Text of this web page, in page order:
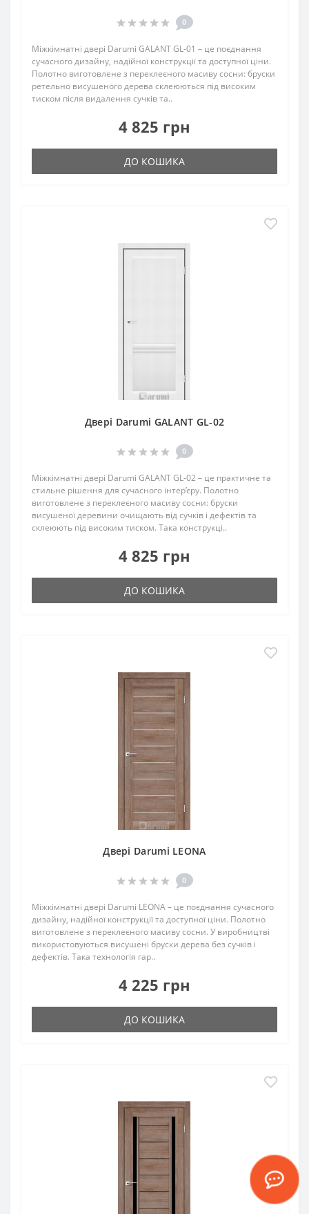
0
Міжкімнатні двері Darumi GALANT GL‑01 – це поєднання
сучасного дизайну, надійної конструкції та доступної ціни.
Полотно виготовлене з переклеєного масиву сосни: бруски
ретельно висушеного дерева склеюються під високим
тиском після видалення сучків та..
4 825 грн
ДО КОШИКА
Двері Darumi GALANT GL-02
0
Міжкімнатні двері Darumi GALANT GL-02 – це практичне та
стильне рішення для сучасного інтер’єру. Полотно
виготовлене з переклеєного масиву сосни: бруски
висушеної деревини очищають від сучків і дефектів та
склеюють під високим тиском. Така конструкці..
4 825 грн
ДО КОШИКА
Двері Darumi LEONA
0
Міжкімнатні двері Darumi LEONA – це поєднання сучасного
дизайну, надійної конструкції та доступної ціни. Полотно
виготовлене з переклеєного масиву сосни. У виробництві
використовуються висушені бруски дерева без сучків і
дефектів. Така технологія гар..
4 225 грн
ДО КОШИКА